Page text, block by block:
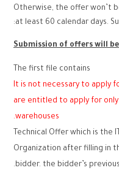
Otherwise, the offer won’t
at least 60 calendar days.
Submission of offers will
The first file contains
It is not necessary to apply
are entitled to apply for
warehouses.
Technical Offer which is the
Organization after filling in
bidder. the bidder’s